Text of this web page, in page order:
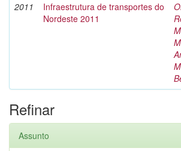
2011
Infraestrutura de transportes do
Nordeste 2011
Refinar
Assunto